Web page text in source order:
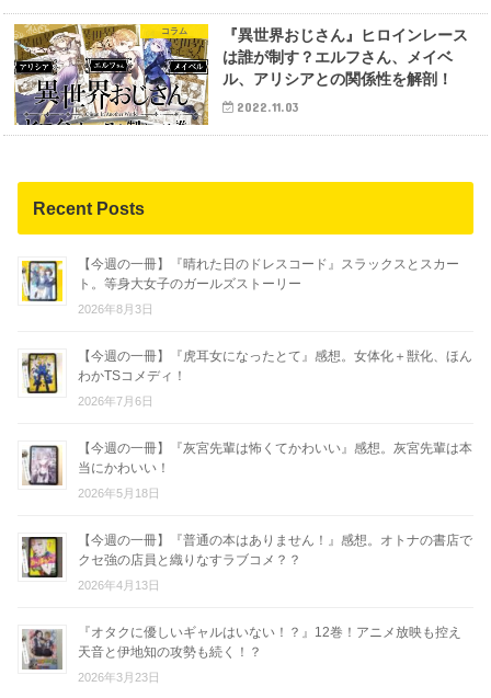
コラム
『異世界おじさん』ヒロインレース
は誰が制す？エルフさん、メイベ
ル、アリシアとの関係性を解剖！
2022.11.03
Recent Posts
【今週の一冊】『晴れた日のドレスコード』スラックスとスカー
ト。等身大女子のガールズストーリー
2026年8月3日
【今週の一冊】『虎耳女になったとて』感想。女体化＋獣化、ほん
わかTSコメディ！
2026年7月6日
【今週の一冊】『灰宮先輩は怖くてかわいい』感想。灰宮先輩は本
当にかわいい！
2026年5月18日
【今週の一冊】『普通の本はありません！』感想。オトナの書店で
クセ強の店員と織りなすラブコメ？？
2026年4月13日
『オタクに優しいギャルはいない！？』12巻！アニメ放映も控え
天音と伊地知の攻勢も続く！？
2026年3月23日